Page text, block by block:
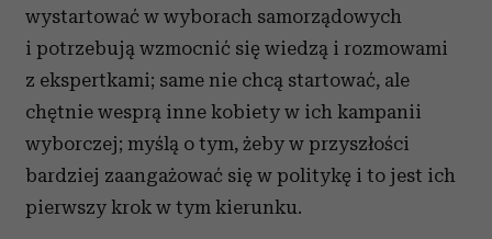
wystartować w wyborach samorządowych
i potrzebują wzmocnić się wiedzą i rozmowami
z ekspertkami; same nie chcą startować, ale
chętnie wesprą inne kobiety w ich kampanii
wyborczej; myślą o tym, żeby w przyszłości
bardziej zaangażować się w politykę i to jest ich
pierwszy krok w tym kierunku.